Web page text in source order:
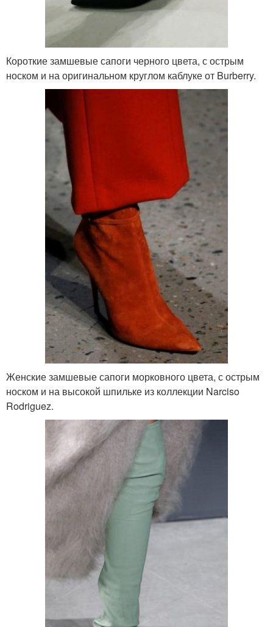
Короткие замшевые сапоги черного цвета, с острым
носком и на оригинальном круглом каблуке от Burberry.
Женские замшевые сапоги морковного цвета, с острым
носком и на высокой шпильке из коллекции Narciso
Rodriguez.